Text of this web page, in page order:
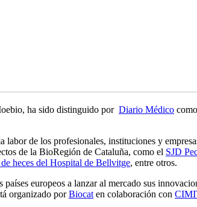
ha sido distinguido por Diario Médico como
labor de los profesionales, instituciones y
de la BioRegión de Cataluña, como el SJD
heces del Hospital de Bellvitge, entre otros.
europeos a lanzar al mercado sus
organizado porBiocaten colaboración con